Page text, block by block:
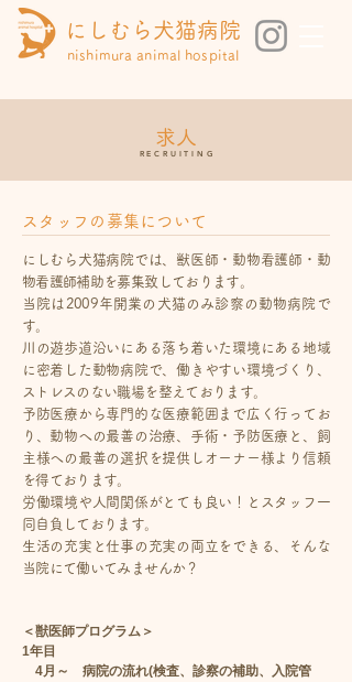
にしむら犬猫病院
nishimura animal hospital
求人
RECRUITING
スタッフの募集について
にしむら犬猫病院では、獣医師・動物看護師・動
物看護師補助を募集致しております。
当院は2009年開業の犬猫のみ診察の動物病院で
す。
川の遊歩道沿いにある落ち着いた環境にある地域
に密着した動物病院で、働きやすい環境づくり、
ストレスのない職場を整えております。
予防医療から専門的な医療範囲まで広く行ってお
り、動物への最善の治療、手術・予防医療と、飼
主様への最善の選択を提供しオーナー様より信頼
を得ております。
労働環境や人間関係がとても良い！とスタッフ一
同自負しております。
生活の充実と仕事の充実の両立をできる、そんな
当院にて働いてみませんか？
＜獣医師プログラム＞
1年目
4月～ 病院の流れ(検査、診察の補助、入院管